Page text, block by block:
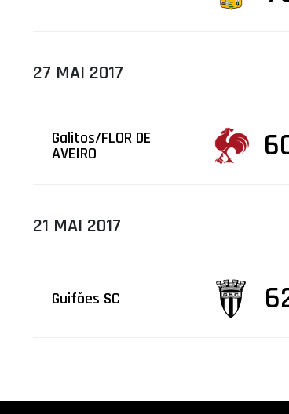
27 MAI 2017
Galitos/FLOR DE
AVEIRO
21 MAI 2017
Guifões SC